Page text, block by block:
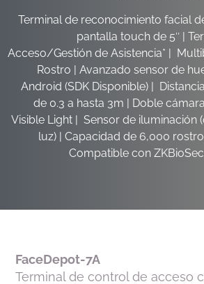
Terminal de reconocimiento facial
pantalla touch de 5″ |
Acceso/Gestión de Asistencia* |
Rostro | Avanzado sensor de
Android (SDK Disponible) |
de 0.3 a hasta 3m | Doble
Visible Light | Sensor de iluminación
luz) | Capacidad de 6,000
Compatible con
FaceDepot-7A
Terminal de control de acceso